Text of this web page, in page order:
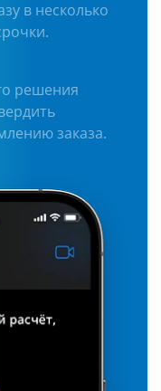
в несколько
решения
заказа.